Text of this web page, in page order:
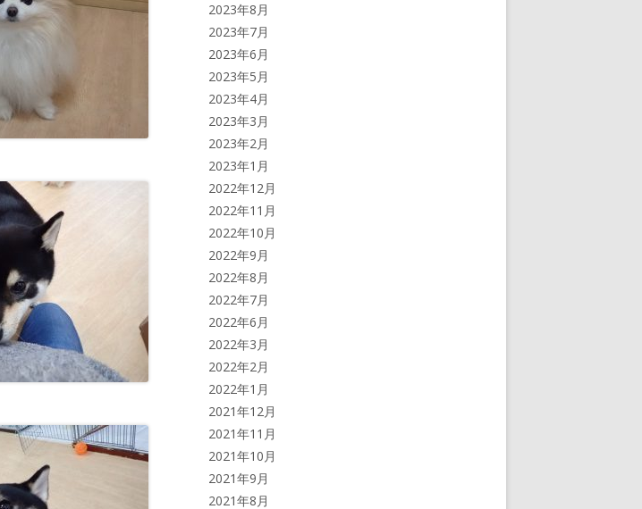
2023年8月
2023年7月
2023年6月
2023年5月
2023年4月
2023年3月
2023年2月
2023年1月
2022年12月
2022年11月
2022年10月
2022年9月
2022年8月
2022年7月
2022年6月
2022年3月
2022年2月
2022年1月
2021年12月
2021年11月
2021年10月
2021年9月
2021年8月